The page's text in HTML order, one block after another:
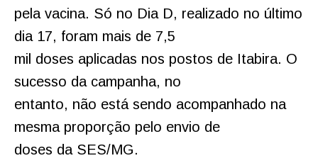
pela vacina. Só no Dia D, realizado no último
dia 17, foram mais de 7,5
mil doses aplicadas nos postos de Itabira. O
sucesso da campanha, no
entanto, não está sendo acompanhado na
mesma proporção pelo envio de
doses da SES/MG.